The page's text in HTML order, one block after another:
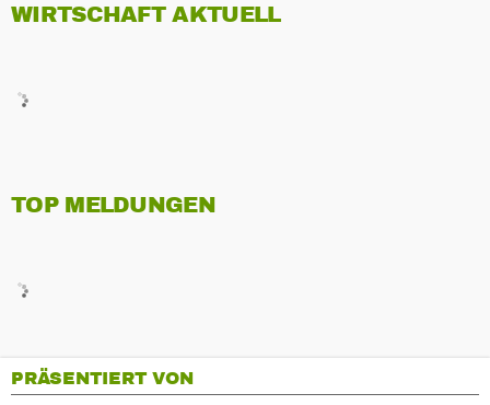
WIRTSCHAFT AKTUELL
TOP MELDUNGEN
PRÄSENTIERT VON